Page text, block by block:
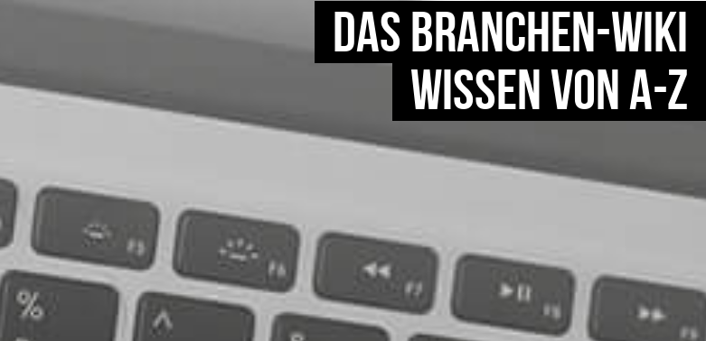
DAS BRANCHEN-WIKI
WISSEN VON A-Z